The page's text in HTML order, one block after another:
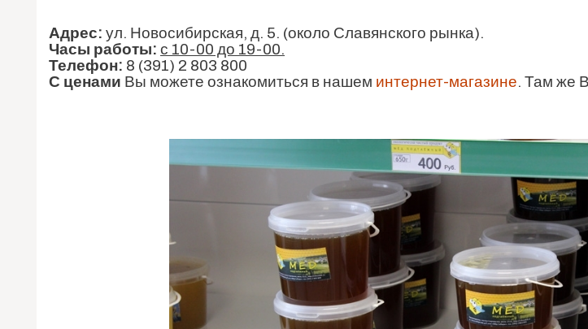
Адрес: ул. Новосибирская, д. 5. (около Славянского рынка).
Часы работы: с 10-00 до 19-00.
Телефон: 8 (391) 2 803 800
С ценами Вы можете ознакомиться в нашем интернет-магазине. Там же